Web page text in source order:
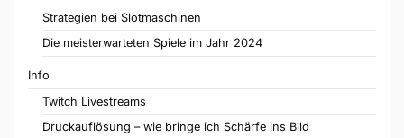
Strategien bei Slotmaschinen
Die meisterwarteten Spiele im Jahr 2024
Info
Twitch Livestreams
Druckauflösung – wie bringe ich Schärfe ins Bild